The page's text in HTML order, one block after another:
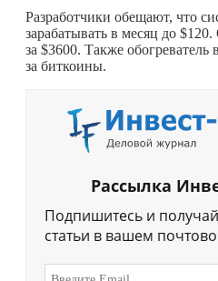
Разработчики обещают, что
зарабатывать в месяц до
за $3600. Также
за биткоины.
Рассылка
Подпишитесь и
статьи в вашем